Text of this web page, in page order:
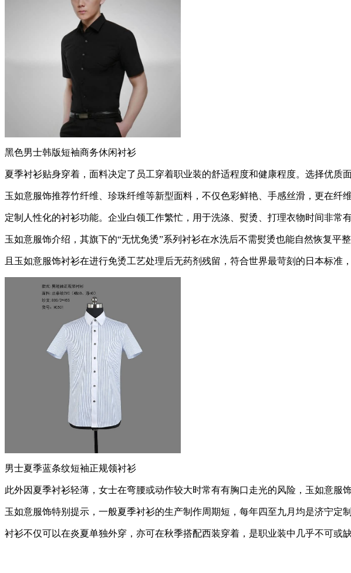
黑色男士韩版短袖商务休闲衬衫
夏季衬衫贴身穿着，面料决定了员工穿着职业装的舒适程度和健康程度。选择优质
玉如意服饰推荐竹纤维、珍珠纤维等新型面料，不仅色彩鲜艳、手感丝滑，更在纤
定制人性化的衬衫功能。企业白领工作繁忙，用于洗涤、熨烫、打理衣物时间非常
玉如意服饰介绍，其旗下的“无忧免烫”系列衬衫在水洗后不需熨烫也能自然恢复平
且玉如意服饰衬衫在进行免烫工艺处理后无药剂残留，符合世界最苛刻的日本标
男士夏季蓝条纹短袖正规领衬衫
此外因夏季衬衫轻薄，女士在弯腰或动作较大时常有有胸口走光的风险，玉如意服
玉如意服饰特别提示，一般夏季衬衫的生产制作周期短，每年四至九月均是济宁定
衬衫不仅可以在炎夏单独外穿，亦可在秋季搭配西装穿着，是职业装中几乎不可或